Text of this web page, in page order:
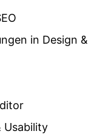
in Design &
Usability